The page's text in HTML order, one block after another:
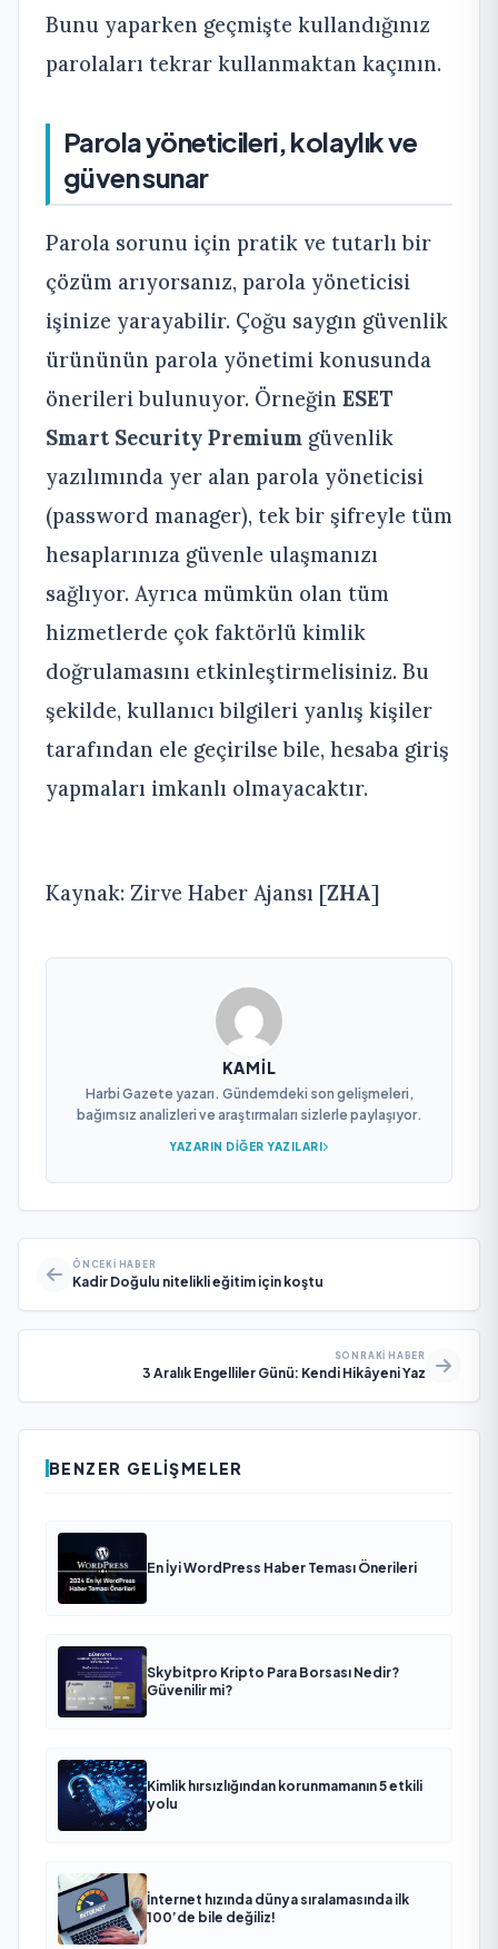
Bunu yaparken geçmişte kullandığınız
parolaları tekrar kullanmaktan kaçının.
Parola yöneticileri, kolaylık ve
güven sunar
Parola sorunu için pratik ve tutarlı bir
çözüm arıyorsanız, parola yöneticisi
işinize yarayabilir. Çoğu saygın güvenlik
ürününün parola yönetimi konusunda
önerileri bulunuyor. Örneğin ESET
Smart Security Premium güvenlik
yazılımında yer alan parola yöneticisi
(password manager), tek bir şifreyle tüm
hesaplarınıza güvenle ulaşmanızı
sağlıyor. Ayrıca mümkün olan tüm
hizmetlerde çok faktörlü kimlik
doğrulamasını etkinleştirmelisiniz. Bu
şekilde, kullanıcı bilgileri yanlış kişiler
tarafından ele geçirilse bile, hesaba giriş
yapmaları imkanlı olmayacaktır.
Kaynak: Zirve Haber Ajansı [ZHA]
KAMIL
Harbi Gazete yazarı. Gündemdeki son gelişmeleri,
bağımsız analizleri ve araştırmaları sizlerle paylaşıyor.
YAZARIN DIĞER YAZILARI
ÖNCEKI HABER
Kadir Doğulu nitelikli eğitim için koştu
SONRAKI HABER
3 Aralık Engelliler Günü: Kendi Hikâyeni Yaz
BENZER GELIŞMELER
En İyi WordPress Haber Teması Önerileri
Skybitpro Kripto Para Borsası Nedir?
Güvenilir mi?
Kimlik hırsızlığından korunmamanın 5 etkili
yolu
İnternet hızında dünya sıralamasında ilk
100’de bile değiliz!